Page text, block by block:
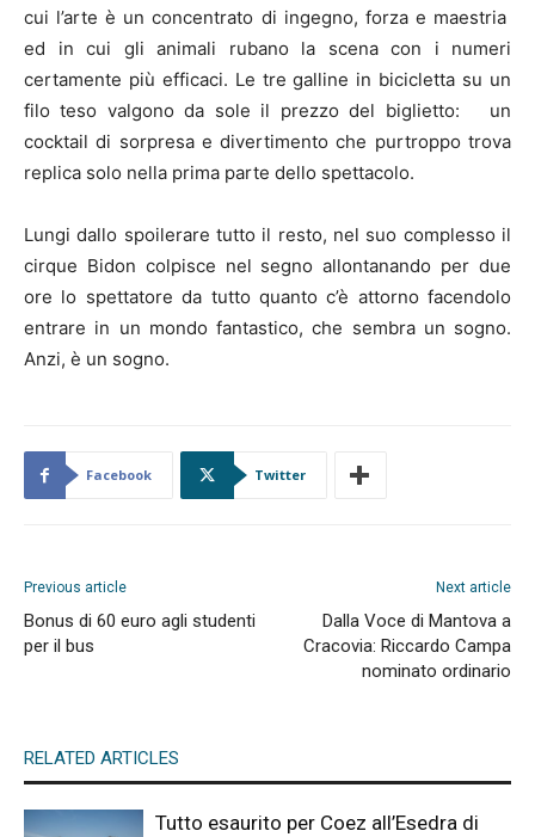
cui l’arte è un concentrato di ingegno, forza e maestria
ed in cui gli animali rubano la scena con i numeri
certamente più efficaci. Le tre galline in bicicletta su un
filo teso valgono da sole il prezzo del biglietto: un
cocktail di sorpresa e divertimento che purtroppo trova
replica solo nella prima parte dello spettacolo.
Lungi dallo spoilerare tutto il resto, nel suo complesso il
cirque Bidon colpisce nel segno allontanando per due
ore lo spettatore da tutto quanto c’è attorno facendolo
entrare in un mondo fantastico, che sembra un sogno.
Anzi, è un sogno.
Facebook Twitter
Previous article
Bonus di 60 euro agli studenti
per il bus
Next article
Dalla Voce di Mantova a
Cracovia: Riccardo Campa
nominato ordinario
RELATED ARTICLES
Tutto esaurito per Coez all’Esedra di